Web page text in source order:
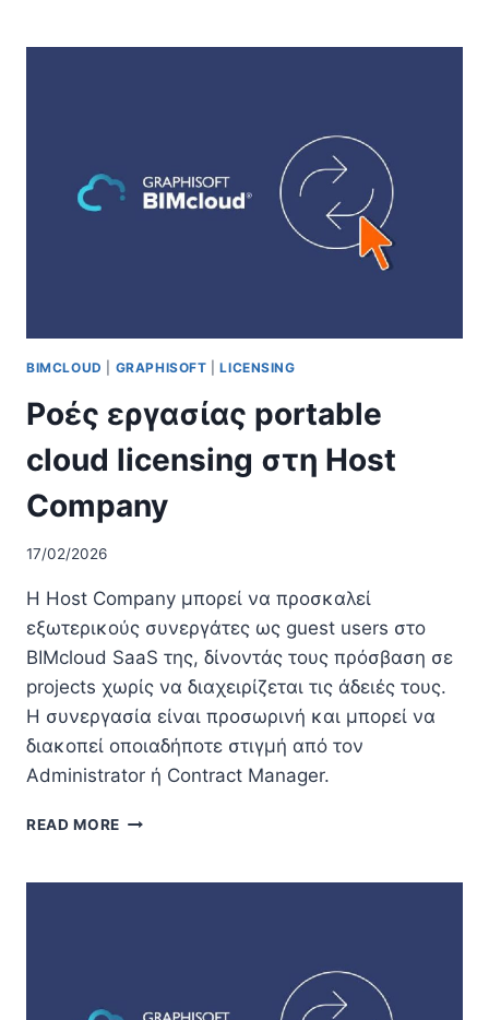
CLOUD
BIMCLOUD GRAPHISOFT |LICENSING
Ροές εργασίας portable
cloud licensing στη Host
Company
17/02/2026
Η Host Company μπορεί να προσκαλεί
εξωτερικούς συνεργάτες ως guest users στο
BIMcloud SaaS της, δίνοντάς τους πρόσβαση σε
projects χωρίς να διαχειρίζεται τις άδειές τους.
Η συνεργασία είναι προσωρινή και μπορεί να
διακοπεί οποιαδήποτε στιγμή από τον
Administrator ή Contract Manager.
READ MORE ΡΟΈΣ
CLOUD